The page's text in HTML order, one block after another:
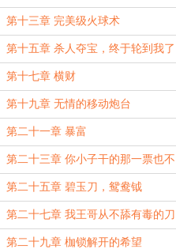
啊！
第十三章 完美级火球术
第十五章 杀人夺宝，终于轮到我了
吗？
第十七章 横财
第十九章 无情的移动炮台
第二十一章 暴富
第二十三章 你小子干的那一票也不
大啊
第二十五章 碧玉刀，鸳鸯钺
第二十七章 我王哥从不舔有毒的刀
第二十九章 枷锁解开的希望